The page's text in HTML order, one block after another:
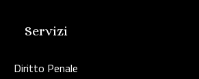
Servizi
Diritto Penale